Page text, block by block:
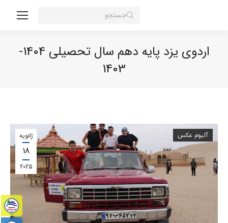
Search:
اردوی یزد پایه دهم سال تحصیلی 1404-
1403
ژانویه
18
2025
آلبوم عکس